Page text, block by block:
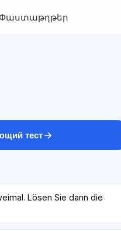
Փաստաթղթեր
тест
Lösen Sie dann die